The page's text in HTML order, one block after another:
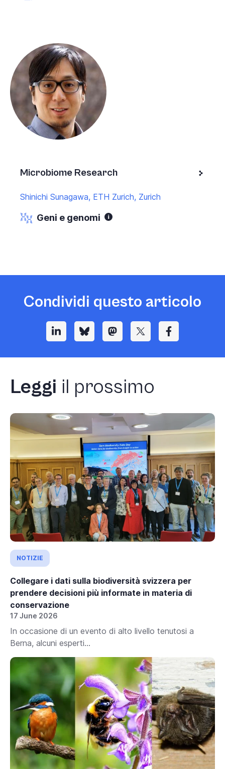
Microbiome Research
Shinichi Sunagawa, ETH Zurich, Zurich
Geni e genomi
Condividi questo articolo
Leggi il prossimo
NOTIZIE
Collegare i dati sulla biodiversità svizzera per
prendere decisioni più informate in materia di
conservazione
17 June 2026
In occasione di un evento di alto livello tenutosi a
Berna, alcuni esperti...